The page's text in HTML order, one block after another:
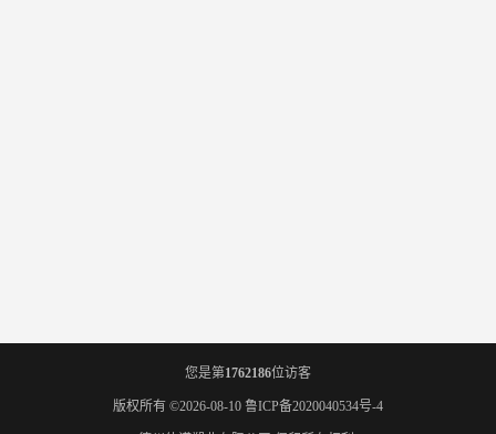
您是第1762186位访客
版权所有 ©2026-08-10 鲁ICP备2020040534号-4